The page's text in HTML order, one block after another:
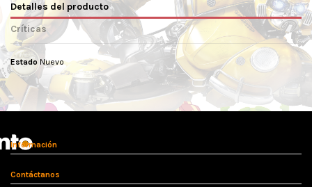
Detalles del producto
Críticas
Estado Nuevo
No reviews
Información
Contáctanos